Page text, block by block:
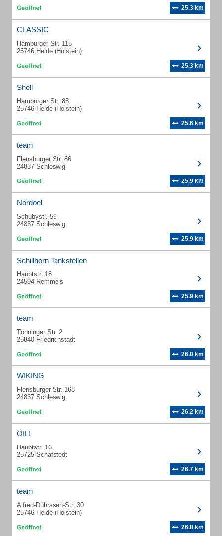
25.3 km
CLASSIC
Hamburger Str. 115
25746 Heide (Holstein)
25.3 km
Shell
Hamburger Str. 85
25746 Heide (Holstein)
25.6 km
team
Flensburger Str. 86
24837 Schleswig
25.9 km
Nordoel
Schubystr. 59
24837 Schleswig
25.9 km
Schillhorn Tankstellen
Hauptstr. 18
24594 Remmels
25.9 km
team
Tönninger Str. 2
25840 Friedrichstadt
26.0 km
WIKING
Flensburger Str. 168
24837 Schleswig
26.2 km
OIL!
Hauptstr. 16
25725 Schafstedt
26.7 km
team
Alfred-Dührssen-Str. 30
25746 Heide (Holstein)
26.8 km